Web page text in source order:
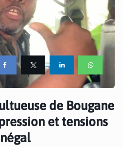
de Bougane
et tensions